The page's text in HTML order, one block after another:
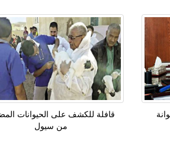
قافلة للكشف على الحيوانات
من سيول
أسطوانة